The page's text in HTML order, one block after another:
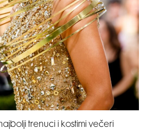
trenuci i kostimi večeri